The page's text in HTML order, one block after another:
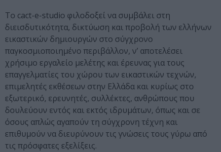
Το cact-e-studio φιλοδοξεί να συμβάλει στη
διεισδυτικότητα, δικτύωση και προβολή των ελλήνων
εικαστικών δημιουργών στο σύγχρονο
παγκοσμιοποιημένο περιβάλλον, ν’ αποτελέσει
χρήσιμο εργαλείο μελέτης και έρευνας για τους
επαγγελματίες του χώρου των εικαστικών τεχνών,
επιμελητές εκθέσεων στην Ελλάδα και κυρίως στο
εξωτερικό, ερευνητές, συλλέκτες, ανθρώπους που
δουλεύουν εντός και εκτός ιδρυμάτων, όπως και σε
όσους απλώς αγαπούν τη σύγχρονη τέχνη και
επιθυμούν να διευρύνουν τις γνώσεις τους γύρω από
τις πρόσφατες εξελίξεις.